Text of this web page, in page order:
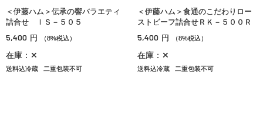
＜伊藤ハム＞伝承の響バラエティ
詰合せ ＩＳ－５０５
5,400 円 （8%税込）
在庫：✕
送料込冷蔵 二重包装不可
＜伊藤ハム＞食通のこだわりロー
ストビーフ詰合せＲＫ－５００Ｒ
5,400 円 （8%税込）
在庫：✕
送料込冷蔵 二重包装不可